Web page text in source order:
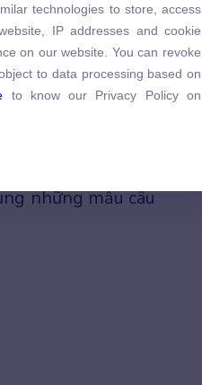
những mẫu câu
IP addresses and cookie
on our website. You can revoke
to data processing based on
to know our Privacy Policy on
technologies to store, access
IP addresses and cookie
on our website. You can revoke
to data processing based on
to know our Privacy Policy on